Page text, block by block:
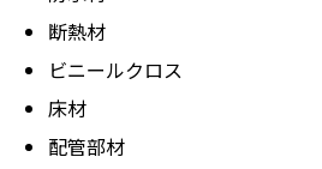
断熱材
ビニールクロス
床材
配管部材